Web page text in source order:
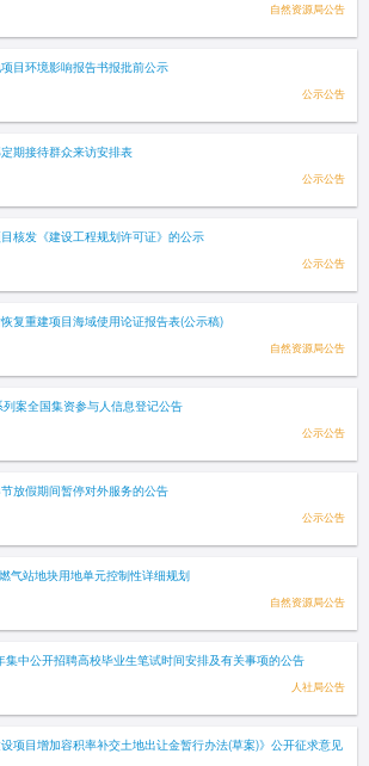
自然资源局公告
目环境影响报告书报批前公示
公示公告
期接待群众来访安排表
公示公告
核发《建设工程规划许可证》的公示
公示公告
复重建项目海域使用论证报告表(公示稿)
自然资源局公告
列案全国集资参与人信息登记公告
公示公告
放假期间暂停对外服务的公告
公示公告
气站地块用地单元控制性详细规划
自然资源局公告
中公开招聘高校毕业生笔试时间安排及有关事项的公告
人社局公告
项目增加容积率补交土地出让金暂行办法(草案)》公开征求意见